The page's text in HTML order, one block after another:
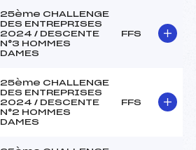
25ème CHALLENGE
DES ENTREPRISES
2024 / DESCENTE
N°3 HOMMES
DAMES
FFS
25ème CHALLENGE
DES ENTREPRISES
2024 / DESCENTE
N°2 HOMMES
DAMES
FFS